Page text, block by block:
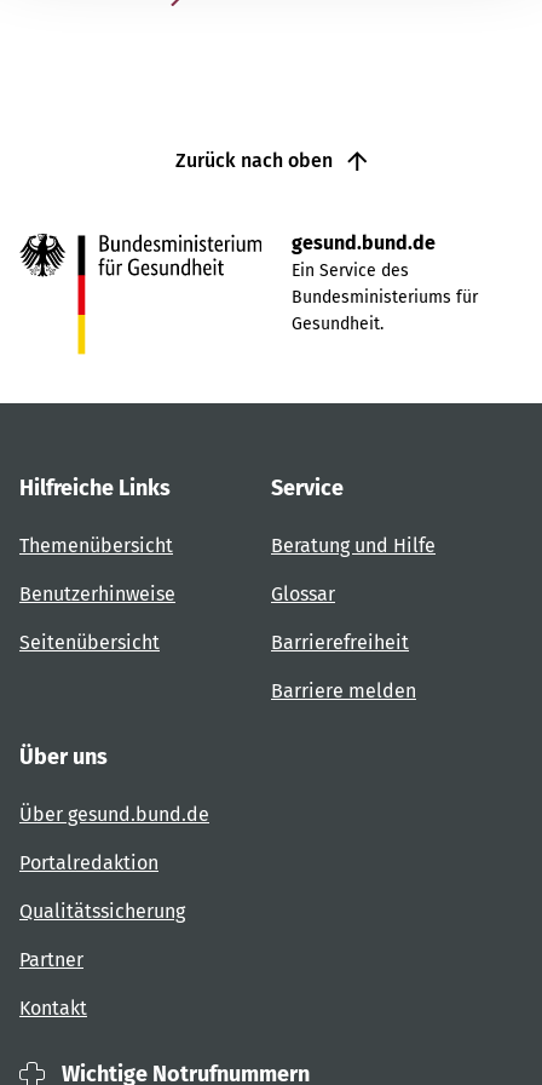
Zurück nach oben
gesund.bund.de
Ein Service des
Bundesministeriums für
Gesundheit.
Hilfreiche Links
Themenübersicht
Benutzerhinweise
Seitenübersicht
Service
Beratung und Hilfe
Glossar
Barrierefreiheit
Barriere melden
Über uns
Über gesund.bund.de
Portalredaktion
Qualitätssicherung
Partner
Kontakt
Wichtige Notrufnummern